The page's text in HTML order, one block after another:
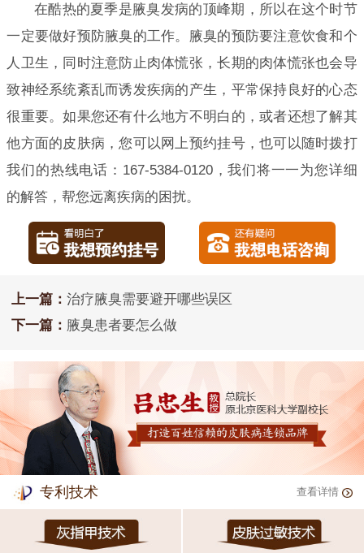
在酷热的夏季是腋臭发病的顶峰期，所以在这个时节
一定要做好预防腋臭的工作。腋臭的预防要注意饮食和个
人卫生，同时注意防止肉体慌张，长期的肉体慌张也会导
致神经系统紊乱而诱发疾病的产生，平常保持良好的心态
很重要。如果您还有什么地方不明白的，或者还想了解其
他方面的皮肤病，您可以网上预约挂号，也可以随时拨打
我们的热线电话：167-5384-0120，我们将一一为您详细
的解答，帮您远离疾病的困扰。
上一篇： 治疗腋臭需要避开哪些误区
下一篇： 腋臭患者要怎么做
专利技术 查看详情